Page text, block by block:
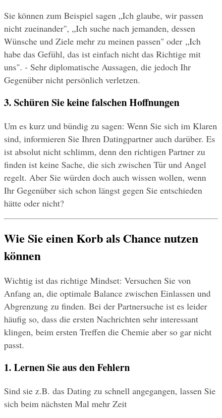
Sie können zum Beispiel sagen „Ich glaube, wir passen
nicht zueinander", „Ich suche nach jemanden, dessen
Wünsche und Ziele mehr zu meinen passen" oder „Ich
habe das Gefühl, das ist einfach nicht das Richtige mit
uns". - Sehr diplomatische Aussagen, die jedoch Ihr
Gegenüber nicht persönlich verletzen.
3. Schüren Sie keine falschen Hoffnungen
Um es kurz und bündig zu sagen: Wenn Sie sich im Klaren
sind, informieren Sie Ihren Datingpartner auch darüber. Es
ist absolut nicht schlimm, denn den richtigen Partner zu
finden ist keine Sache, die sich zwischen Tür und Angel
regelt. Aber Sie würden doch auch wissen wollen, wenn
Ihr Gegenüber sich schon längst gegen Sie entschieden
hätte oder nicht?
Wie Sie einen Korb als Chance nutzen
können
Wichtig ist das richtige Mindset: Versuchen Sie von
Anfang an, die optimale Balance zwischen Einlassen und
Abgrenzung zu finden. Bei der Partnersuche ist es leider
häufig so, dass die ersten Nachrichten sehr interessant
klingen, beim ersten Treffen die Chemie aber so gar nicht
passt.
1. Lernen Sie aus den Fehlern
Sind sie z.B. das Dating zu schnell angegangen, lassen Sie
sich beim nächsten Mal mehr Zeit